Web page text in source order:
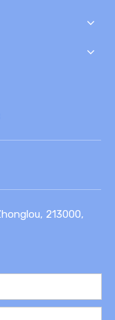
213000,